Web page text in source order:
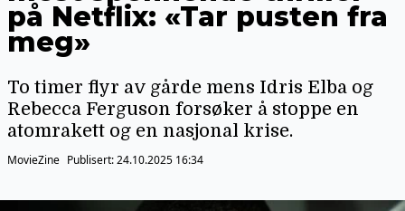
på Netflix: «Tar pusten fra
meg»
To timer flyr av gårde mens Idris Elba og
Rebecca Ferguson forsøker å stoppe en
atomrakett og en nasjonal krise.
MovieZine Publisert:24.10.2025 16:34